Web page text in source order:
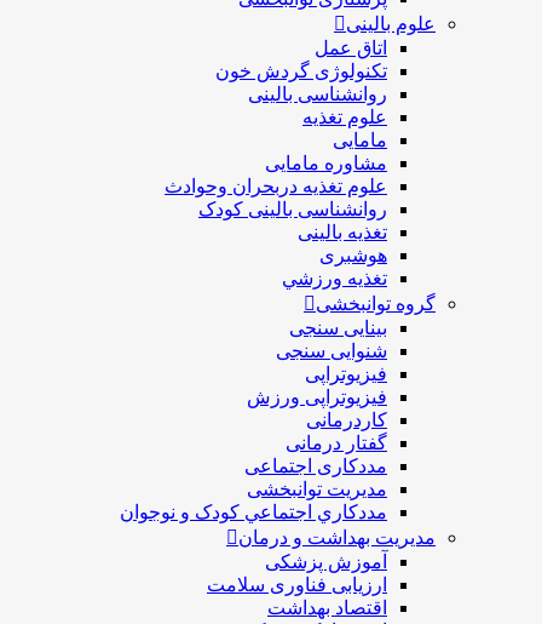
علوم بالینی
اتاق عمل
تکنولوژی گردش خون
روانشناسی بالینی
علوم تغذیه
مامایی
مشاوره مامایی
علوم تغذیه دربحران وحوادث
روانشناسی بالینی کودک
تغذیه بالینی
هوشبری
تغذيه ورزشي
گروه توانبخشی
بینایی سنجی
شنوایی سنجی
فیزیوتراپی
فیزیوتراپی ورزش
کاردرمانی
گفتار درمانی
مددکاری اجتماعی
مديريت توانبخشی
مددکاري اجتماعي کودک و نوجوان
مدیریت بهداشت و درمان
آموزش پزشکی
ارزیابی فناوری سلامت
اقتصاد بهداشت